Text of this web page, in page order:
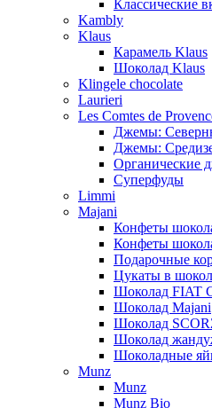
Классические
Kambly
Klaus
Карамель Klaus
Шоколад Klaus
Klingele chocolate
Laurieri
Les Comtes de
Джемы:
Джемы:
Органические
Суперфуды
Limmi
Majani
Конфеты
Конфеты
Подарочные
Цукаты в
Шоколад FIAT
Шоколад Majani
Шоколад
Шоколад
Шоколадные
Munz
Munz
Munz Bio